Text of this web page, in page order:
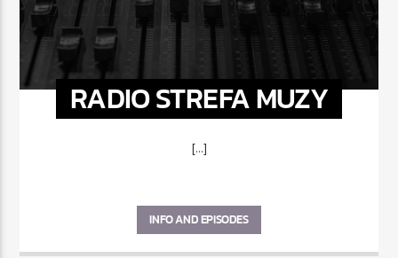
RADIO STREFA MUZY
[...]
INFO AND EPISODES